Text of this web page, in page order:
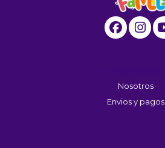
Nosotros
Envios y pagos